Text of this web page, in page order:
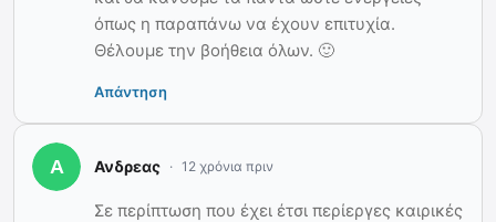
όπως η παραπάνω να έχουν επιτυχία.
Θέλουμε την βοήθεια όλων. 🙂
Απάντηση
Ανδρεας 12 χρόνια πριν
Σε περίπτωση που έχει έτσι περίεργες καιρικές